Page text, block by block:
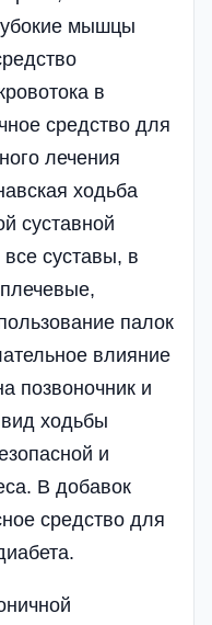
мышцы
в
средство для
лечения
ходьба
суставной
все суставы, в
палок
влияние
позвоночник и
ходьбы
и
В добавок
средство для